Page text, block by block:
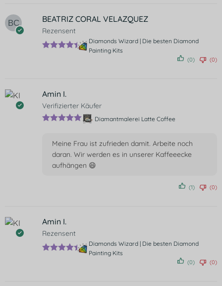
BEATRIZ CORAL VELAZQUEZ
Rezensent
Diamonds Wizard | Die besten Diamond
Painting Kits
(0) (0)
Amin I.
Verifizierter Käufer
Diamantmalerei Latte Coffee
Meine Frau ist zufrieden damit. Arbeite noch
daran. Wir werden es in unserer Kaffeeecke
aufhängen 😄
(1) (0)
Amin I.
Rezensent
Diamonds Wizard | Die besten Diamond
Painting Kits
(0) (0)